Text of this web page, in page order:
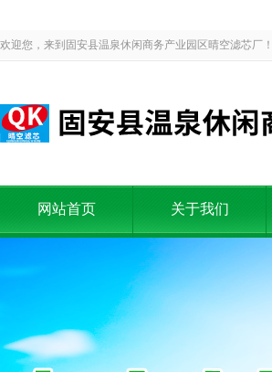
欢迎您，来到固安县温泉休闲商务产业园区晴空滤芯厂！
网站首页 关于我们